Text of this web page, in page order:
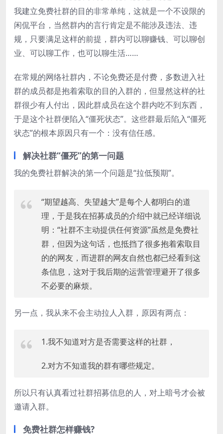
我建立免费社群的目的非常单纯，这就是一个不设限的
闲侃平台，当然群内的言行肯定是不能涉及违法、违
规，只要满足这样的前提，群内可以聊赚钱、可以聊创
业、可以聊工作，也可以聊生活……
在常规的网络社群内，不论免费还是付费，多数进入社
群的成员都是抱着索取的目的入群的，但显然这样的社
群很少有人付出，因此群成员在这个群内吃不到东西，
于是这个社群便陷入“僵死状态”。这些群最后陷入“僵死
状态”的根本原因只有一个：没有信任感。
解决社群“僵死”的第一问题
我的免费社群解决的第一个问题是“拉低预期”。
“期望越高、失望越大”是每个人都明白的道
理，于是我在招募成员的介绍中就已经详细说
明：“社群不主动提供任何资源”虽然是免费社
群，但因为这句话，也抵挡了很多抱着索取目
的的网友，而进群的网友自然也都已经看到这
条信息，这对于我后期的运营管理避开了很多
不必要的麻烦。
另一点，我从来不会主动拉人入群，原因有两点：
1.我不知道对方是否需要这样的社群，
2.对方不知道我的群有哪些规定。
所以只有认真看过社群招募信息的人，对上暗号才会被
邀请入群。
免费社群怎样赚钱?